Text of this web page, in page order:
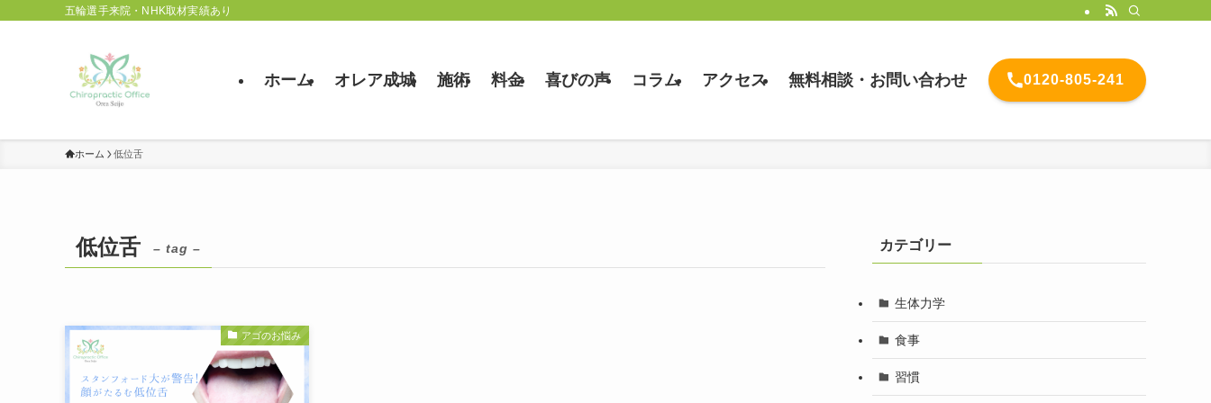
五輪選手来院・NHK取材実績あり
ホーム オレア成城 施術 料金 喜びの声 コラム アクセス 無料相談・お問い合わせ 0120-805-241
ホーム 低位舌
低位舌 – tag –
アゴのお悩み
カテゴリー
生体力学
食事
習慣